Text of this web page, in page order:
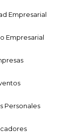
Empresarial
Empresarial
Personales